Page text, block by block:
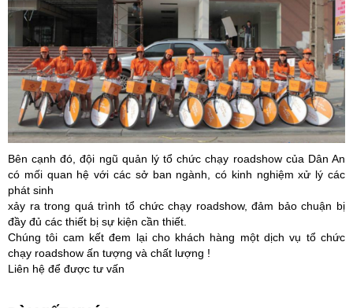
Bên cạnh đó, đội ngũ quản lý tổ chức chạy roadshow của Dân An
có mối quan hệ với các sở ban ngành, có kinh nghiệm xử lý các
phát sinh
xảy ra trong quá trình tổ chức chạy roadshow, đảm bảo chuận bị
đầy đủ các thiết bị sự kiện cần thiết.
Chúng tôi cam kết đem lại cho khách hàng một dịch vụ tổ chức
chạy roadshow ấn tượng và chất lượng !
Liên hệ để được tư vấn